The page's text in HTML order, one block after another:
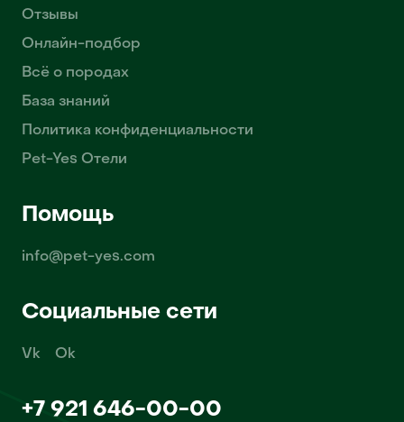
Отзывы
Онлайн-подбор
Всё о породах
База знаний
Политика конфиденциальности
Pet-Yes Отели
Помощь
info@pet-yes.com
Социальные сети
Vk Ok
+7 921 646-00-00